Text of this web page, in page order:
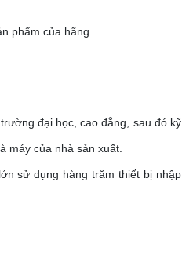
phẩm của hãng.
đại học, cao đẳng, sau đó kỹ
máy của nhà sản xuất.
sử dụng hàng trăm thiết bị nhập